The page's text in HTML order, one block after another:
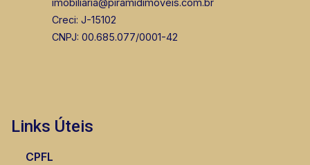
imobiliaria@piramidimoveis.com.br
Creci: J-15102
CNPJ: 00.685.077/0001-42
Links Úteis
CPFL